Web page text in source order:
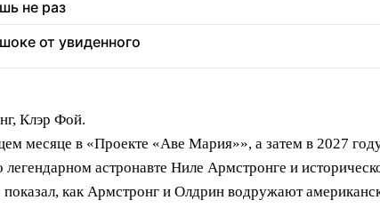
не раз
от увиденного
Клэр Фой.
месяце в «Проекте «Аве Мария»», а затем в 2027
легендарном астронавте Ниле Армстронге и
как Армстронг и Олдрин водружают